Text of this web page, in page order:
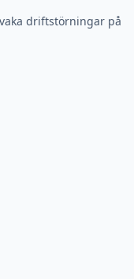
driftstörningar på